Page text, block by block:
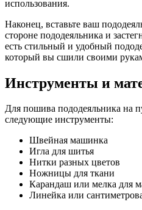
использования.
Наконец, вставьте ваш
стороне пододеяльника и
есть стильный и удобный
который вы сшили своими
Инструменты и
Для пошива пододеяльника на
следующие инструменты:
Швейная машинка
Игла для шитья
Нитки разных цветов
Ножницы для ткани
Карандаш или мелка для
Линейка или